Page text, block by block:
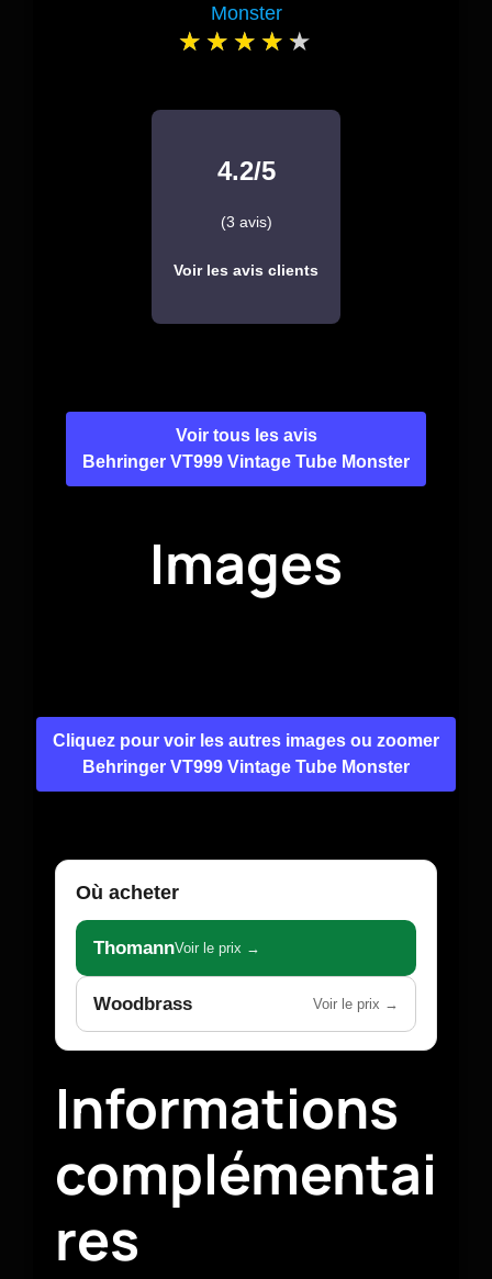
Monster
4.2/5
(3 avis)
Voir les avis clients
Voir tous les avis
Behringer VT999 Vintage Tube Monster
Images
Cliquez pour voir les autres images ou zoomer
Behringer VT999 Vintage Tube Monster
Où acheter
ThomannVoir le prix →
Woodbrass Voir le prix →
Informations
complémentai
res